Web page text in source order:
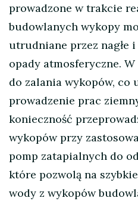
prowadzone w trakcie
budowlanych wykopy
utrudniane przez nagłe
opady atmosferyczne.
do zalania wykopów, co
prowadzenie prac
konieczność
wykopów przy
pomp zatapialnych do
które pozwolą na
wody z wykopów